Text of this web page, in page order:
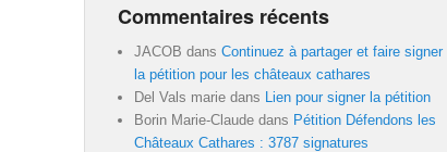
Commentaires récents
JACOB dans Continuez à partager et faire signer
la pétition pour les châteaux cathares
Del Vals marie dans
Lien pour signer la pétition
Borin Marie-Claude dans Pétition Défendons les
Châteaux Cathares : 3787 signatures